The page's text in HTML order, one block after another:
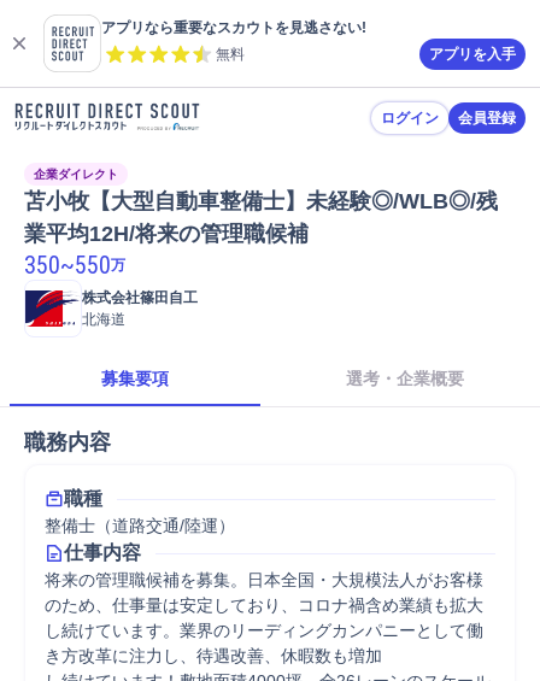
アプリなら重要なスカウトを見逃さない!
無料
アプリを入手
ログイン 会員登録
企業ダイレクト
苫小牧【大型自動車整備士】未経験◎/WLB◎/残
業平均12H/将来の管理職候補
350~550万
株式会社篠田自工
北海道
募集要項 選考・企業概要
職務内容
職種
整備士（道路交通/陸運）
仕事内容
将来の管理職候補を募集。日本全国・大規模法人がお客様
のため、仕事量は安定しており、コロナ禍含め業績も拡大
し続けています。業界のリーディングカンパニーとして働
き方改革に注力し、待遇改善、休暇数も増加